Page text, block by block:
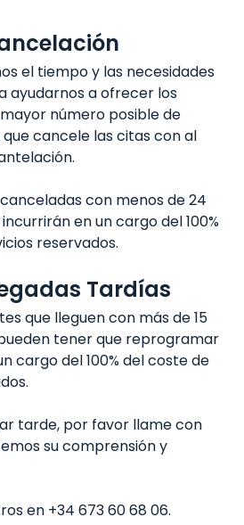
el tiempo y las necesidades
ayudarnos a ofrecer los
número posible de
cancele las citas con al
con menos de 24
en un cargo del 100%
reservados.
Tardías
que lleguen con más de 15
tener que reprogramar
cargo del 100% del coste de
tarde, por favor llame con
su comprensión y
en +34 673 60 68 06.